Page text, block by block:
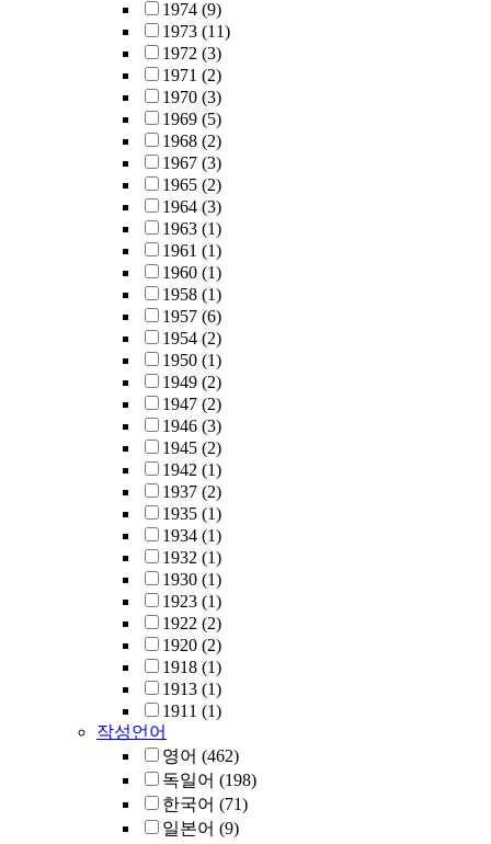
1974 (9)
1973 (11)
1972 (3)
1971 (2)
1970 (3)
1969 (5)
1968 (2)
1967 (3)
1965 (2)
1964 (3)
1963 (1)
1961 (1)
1960 (1)
1958 (1)
1957 (6)
1954 (2)
1950 (1)
1949 (2)
1947 (2)
1946 (3)
1945 (2)
1942 (1)
1937 (2)
1935 (1)
1934 (1)
1932 (1)
1930 (1)
1923 (1)
1922 (2)
1920 (2)
1918 (1)
1913 (1)
1911 (1)
작성언어
영어 (462)
독일어 (198)
한국어 (71)
일본어 (9)